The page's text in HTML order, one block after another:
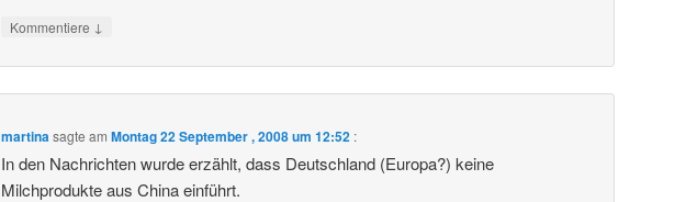
Kommentiere ↓
martinasagte amMontag 22 September , 2008 um 12:52 :
In den Nachrichten wurde erzählt, dass Deutschland (Europa?) keine
Milchprodukte aus China einführt.